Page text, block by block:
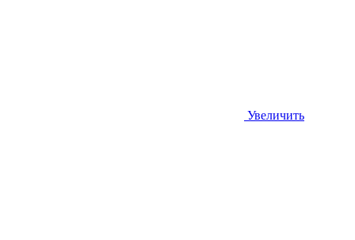
Увеличить